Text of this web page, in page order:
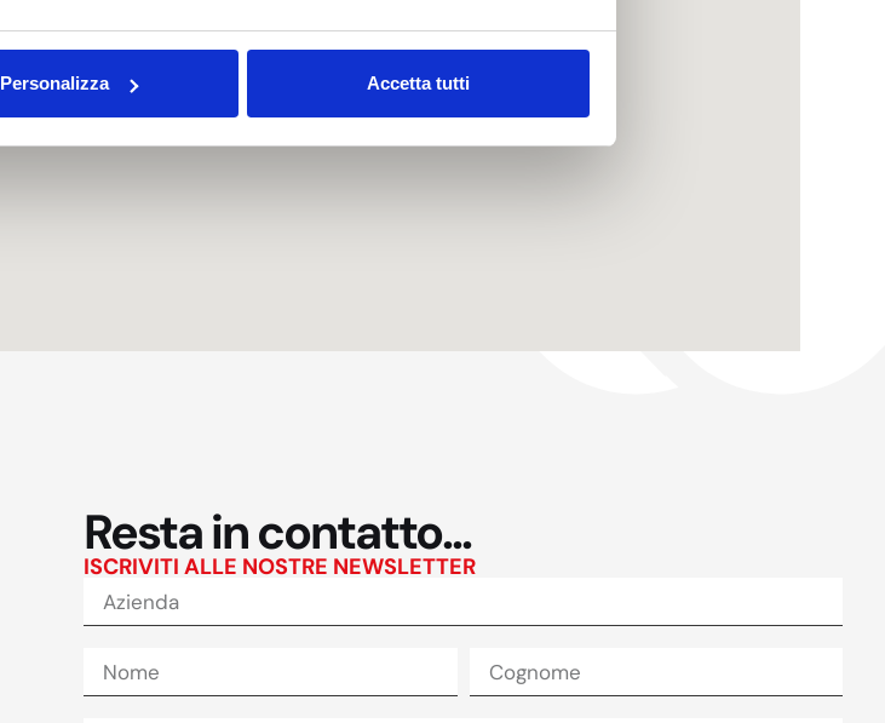
Personalizza Accetta tutti
Resta in contatto...
ISCRIVITI ALLE NOSTRE NEWSLETTER